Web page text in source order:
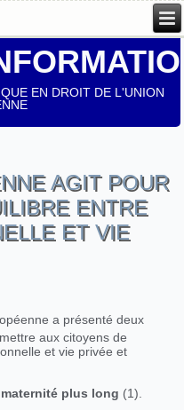
EN DROIT DE L'UNION
AGIT POUR
ENTRE
ET VIE
a présenté deux
aux citoyens de
et vie privée et
plus long (1).